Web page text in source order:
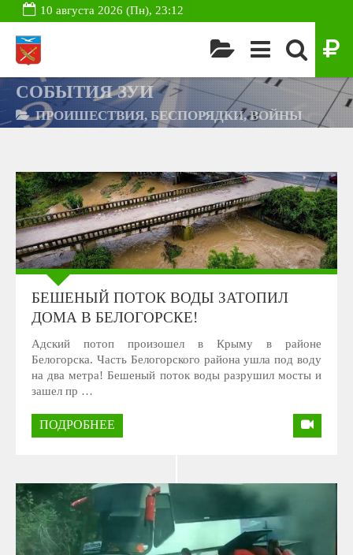
10 августа 2026 (Пн), 23:12
СОБЫТИЯ ЗУИ
ПРОИШЕСТВИЯ, БЕСПОРЯДКИ, ВОЙНЫ
БЕШЕНЫЙ ПОТОК ВОДЫ ЗАТОПИЛ
ДОМА В БЕЛОГОРСКЕ!
Адский потоп произошел в Крыму в районе
Белогорска. Часть Белогорского района ушла под воду
на два метра! Бешеный поток воды разрушил мосты и
зашел пр …
ПОДРОБНЕЕ